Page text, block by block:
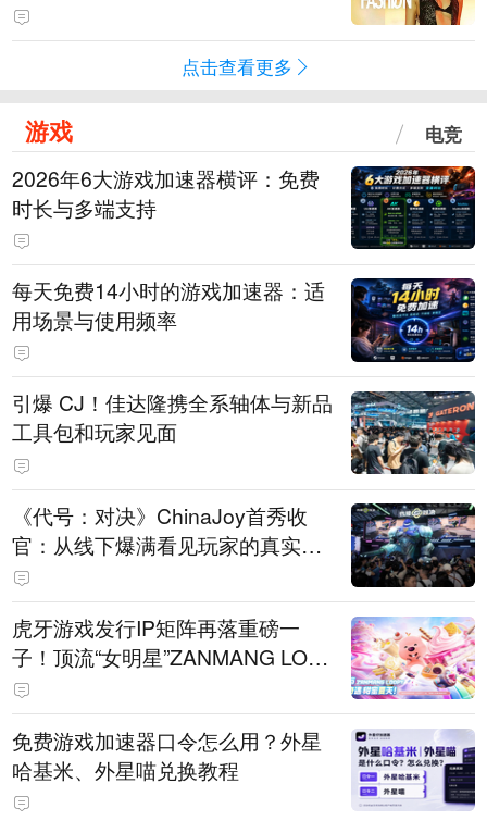
点击查看更多
游戏 电竞
2026年6大游戏加速器横评：免费
时长与多端支持
每天免费14小时的游戏加速器：适
用场景与使用频率
引爆 CJ！佳达隆携全系轴体与新品
工具包和玩家见面
《代号：对决》ChinaJoy首秀收
官：从线下爆满看见玩家的真实期
待
虎牙游戏发行IP矩阵再落重磅一
子！顶流“女明星”ZANMANG LOO
PY 正版3D消除手游《消消奇遇》
惊喜曝光
免费游戏加速器口令怎么用？外星
哈基米、外星喵兑换教程